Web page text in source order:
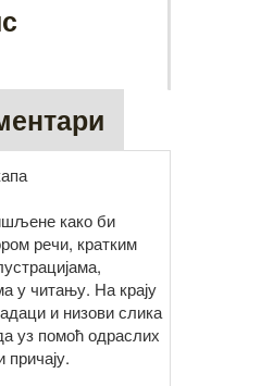
како би
речи, кратким
у читању. На крају
и низови слика
уз помоћ одраслих